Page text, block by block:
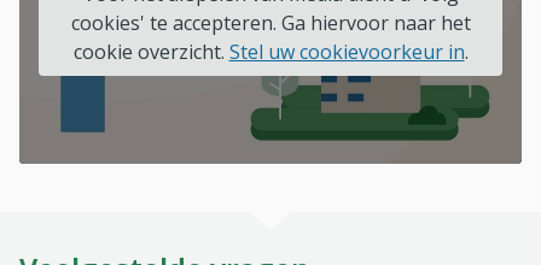
cookies' te accepteren. Ga hiervoor naar het
cookie overzicht. Stel uw cookievoorkeur in.